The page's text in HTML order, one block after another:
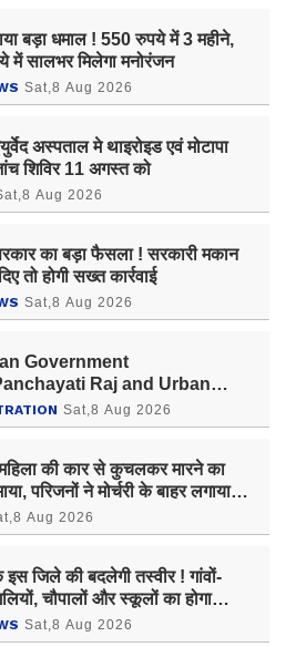
बड़ा धमाल ! 550 रुपये में 3 महीने,
में सालभर मिलेगा मनोरंजन
Sat,8 Aug 2026
अस्पताल मे थाइरोइड एवं मोटापा
शिविर 11 अगस्त को
Aug 2026
का बड़ा फैसला ! सरकारी मकान
तो होगी सख्त कार्रवाई
Sat,8 Aug 2026
Government
Raj and Urban
Elections to be Held
State-One Election'
Sat,8 Aug 2026
की कार से कुचलकर मारने का
परिजनों ने मोर्चरी के बाहर लगाया
Aug 2026
इस जिले की बदलेगी तस्वीर ! गांवों-
चौपालों और स्कूलों का होगा
Sat,8 Aug 2026